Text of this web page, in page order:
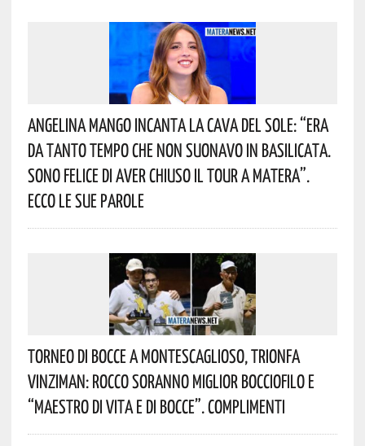
Angelina Mango Incanta La Cava Del Sole: “era
Da Tanto Tempo Che Non Suonavo In Basilicata.
Sono Felice Di Aver Chiuso Il Tour A Matera”.
Ecco Le Sue Parole
Torneo Di Bocce A Montescaglioso, Trionfa
Vinziman: Rocco Soranno Miglior Bocciofilo E
“Maestro Di Vita E Di Bocce”. Complimenti